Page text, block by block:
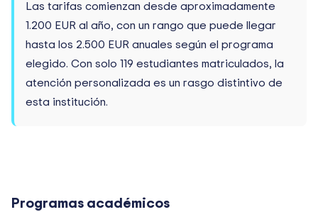
Las tarifas comienzan desde aproximadamente
1.200 EUR al año, con un rango que puede llegar
hasta los 2.500 EUR anuales según el programa
elegido. Con solo 119 estudiantes matriculados, la
atención personalizada es un rasgo distintivo de
esta institución.
Programas académicos